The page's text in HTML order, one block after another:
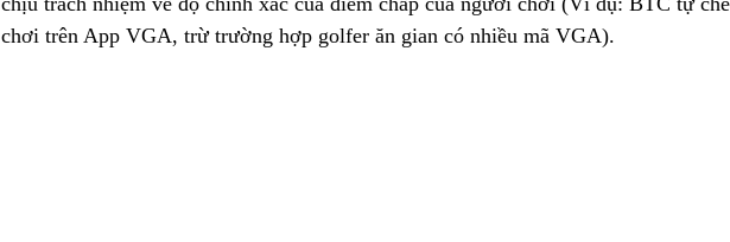
chơi trên App VGA, trừ trường hợp golfer ăn gian có nhiều mã VGA).